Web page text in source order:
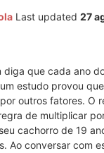
Last updated 27
diga que cada ano
estudo provou
outros fatores. O
de multiplicar
cachorro de 19
Ao conversar com